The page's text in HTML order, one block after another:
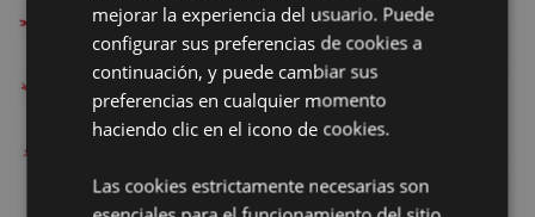
mejorar la experiencia del usuario. Puede
configurar sus preferencias de cookies a
continuación, y puede cambiar sus
preferencias en cualquier momento
haciendo clic en el icono de cookies.
Las cookies estrictamente necesarias son